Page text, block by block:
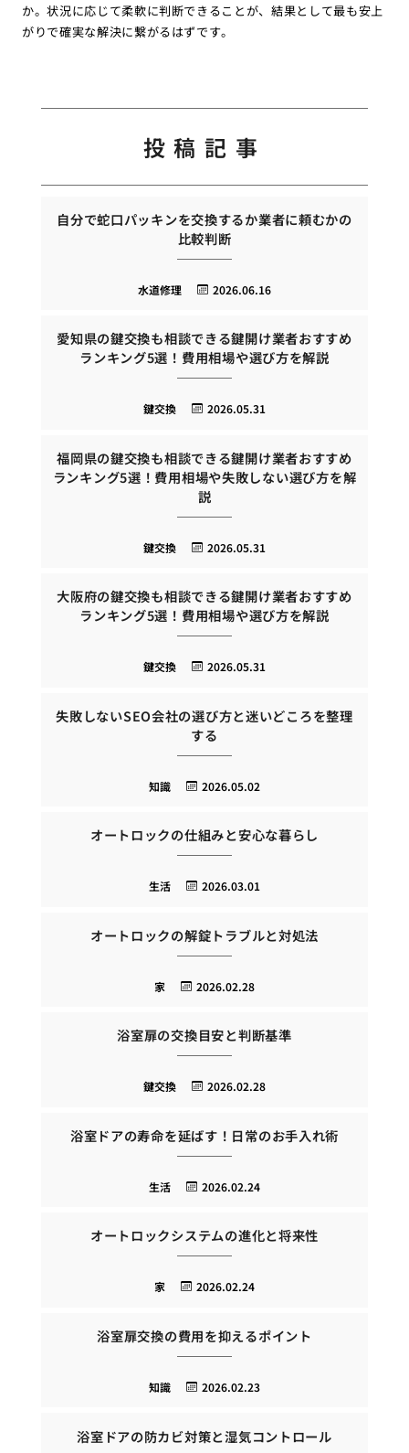
か。状況に応じて柔軟に判断できることが、結果として最も安上
がりで確実な解決に繋がるはずです。
投稿記事
自分で蛇口パッキンを交換するか業者に頼むかの
比較判断
2026.06.16
水道修理
愛知県の鍵交換も相談できる鍵開け業者おすすめ
ランキング5選！費用相場や選び方を解説
2026.05.31
鍵交換
福岡県の鍵交換も相談できる鍵開け業者おすすめ
ランキング5選！費用相場や失敗しない選び方を解
説
2026.05.31
鍵交換
大阪府の鍵交換も相談できる鍵開け業者おすすめ
ランキング5選！費用相場や選び方を解説
2026.05.31
鍵交換
失敗しないSEO会社の選び方と迷いどころを整理
する
2026.05.02
知識
オートロックの仕組みと安心な暮らし
2026.03.01
生活
オートロックの解錠トラブルと対処法
2026.02.28
家
浴室扉の交換目安と判断基準
2026.02.28
鍵交換
浴室ドアの寿命を延ばす！日常のお手入れ術
2026.02.24
生活
オートロックシステムの進化と将来性
2026.02.24
家
浴室扉交換の費用を抑えるポイント
2026.02.23
知識
浴室ドアの防カビ対策と湿気コントロール